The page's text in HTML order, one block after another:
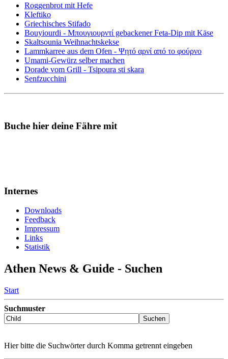
Roggenbrot mit Hefe
Kleftiko
Griechisches Stifado
Bouyiourdi - Μπουγιουρντί gebackener Feta-Dip mit Käse
Skaltsounia Weihnachtskekse
Lammkarree aus dem Ofen - Ψητό αρνί από το φούρνο
Umami-Gewürz selber machen
Dorade vom Grill - Tsipoura sti skara
Senfzucchini
Buche hier deine Fähre mit
Internes
Downloads
Feedback
Impressum
Links
Statistik
Athen News & Guide - Suchen
Start
Suchmuster
Hier bitte die Suchwörter durch Komma getrennt eingeben